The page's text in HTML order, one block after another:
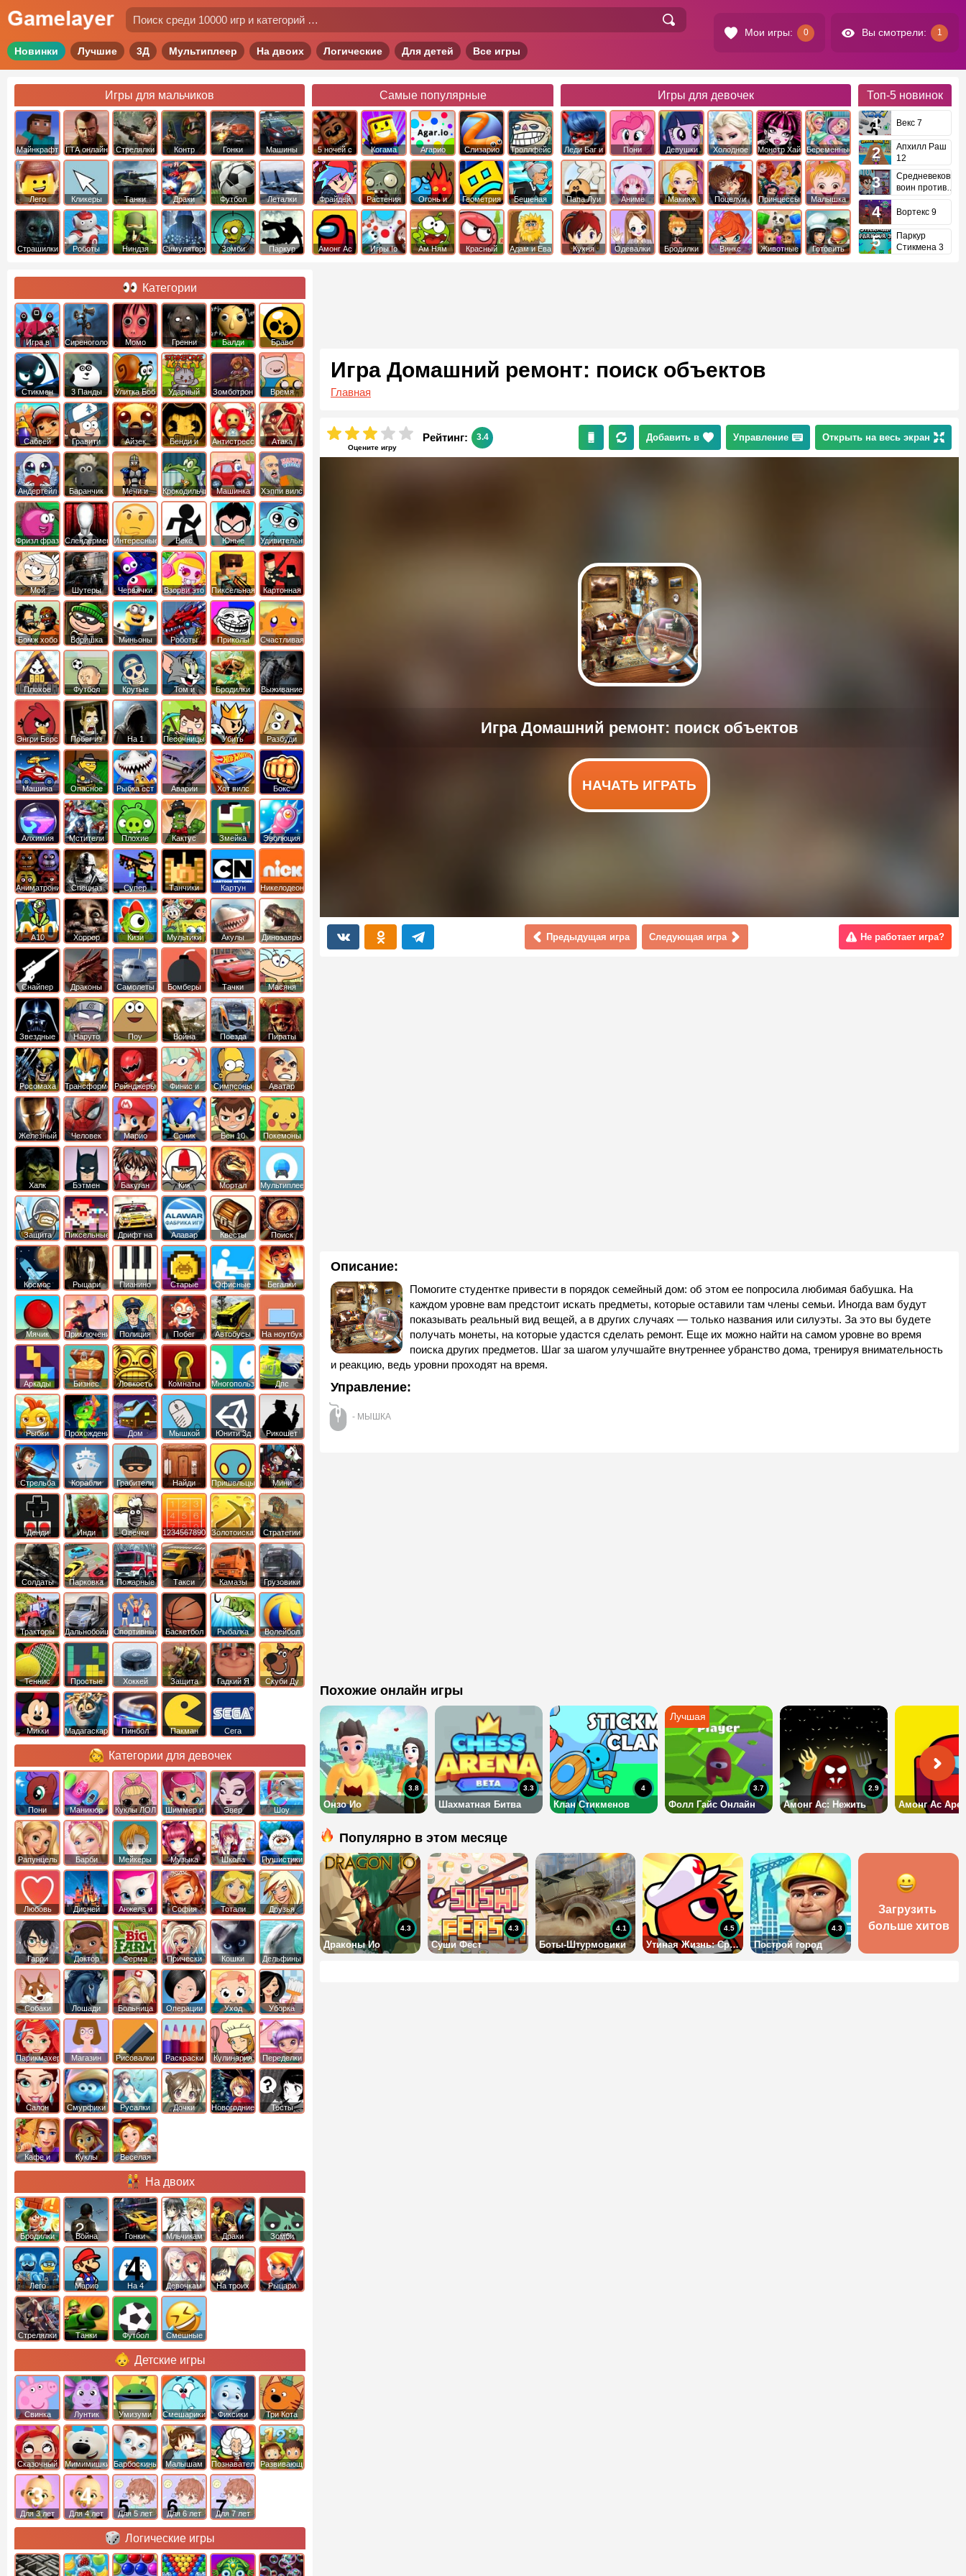
Мои игры: 0 Вы смотрели: 1
Новинки Лучшие 3Д Мультиплеер На двоих Логические Для детей Все игры
Игры для мальчиков
Майнкрафт ГТА онлайн Стрелялки
Контр
Страйк
Гонки Машины
Лего Кликеры Танки Драки Футбол Леталки
Страшилки Роботы Ниндзя Симуляторы Зомби Паркур
Самые популярные
5 ночей с
фредди
Когама Агарио Слизарио
Троллфейс
квест
Фрайдей
Найт
Фанкин
Растения
против
Зомби
Огонь и
Вода
Геометрия
Даш
Бешеная
бабка
сбежала из
психушки
Амонг Ас Игры Io Ам Ням
Красный
Адам и Ева
Игры для девочек
Леди Баг и
Супер Кот
Пони
Дружба это
Девушки
Эквестрии
Холодное
Сердце
Монстр Хай Беременные
Папа Луи Аниме Макияж Поцелуи
Принцессы
Диснея
Малышка
Хейзел
Кухня
Одевалки Бродилки Винкс Животные
Готовить
Топ-5 новинок
Векс 7
Апхилл Раш
12
Средневековый
воин против
Вортекс 9
Паркур
Стикмена 3
Игра Домашний ремонт: поиск объектов
Главная
Оцените игру
Рейтинг: 3.4 Добавить в Управление Открыть на весь экран
НАЧАТЬ ИГРАТЬ
Предыдущая игра Следующая игра Не работает игра?
Описание:
Помогите студентке привести в порядок семейный дом: об этом ее попросила любимая бабушка. На
каждом уровне вам предстоит искать предметы, которые оставили там члены семьи. Иногда вам будут
показывать реальный вид вещей, а в других случаях — только названия или силуэты. За это вы будете
получать монеты, на которые удастся сделать ремонт. Еще их можно найти на самом уровне во время
поиска других предметов. Шаг за шагом улучшайте внутреннее убранство дома, тренируя внимательность
и реакцию, ведь уровни проходят на время.
Управление:
- МЫШКА
Похожие онлайн игры
Онзо Ио
3.8
Шахматная Битва
3.3
Клан Стикменов
4
Фолл Гайс Онлайн
3.7
Амонг Ас: Нежить
2.9
Амонг Ас
Популярно в этом месяце
Драконы Ио
4.3
Суши Фест
4.3
Боты-Штурмовики
4.1
Утиная Жизнь: Сражения
4.5
Построй город
4.3
Загрузить
больше хитов
Категории
Игра в
Кальмара
Сиреноголовый Момо Гренни Балди
Браво
Старс
Стикмен 3 Панды Улитка Боб
Ударный
отряд котят
Зомботрон
Время
Приключений
Сабвей
Серф
Гравити
Фолз
Айзек
Бенди и
Чернильная
машина
Антистресс
Атака
Титанов
Андертейл
Баранчик
Шон
Мечи и
Сандали
Крокодильчик
Свомпи
Машинка
Вилли
Хэппи вилс
Фризл фраз Слендермен Интересные Векс
Юные
титаны
вперед
Удивительный
мир
Гамбола
Мой
шумный
дом
Шутеры Червячки Взорви это
Пиксельная
война
Картонная
башка
Бомж хобо
Воришка
боб
Миньоны
Роботы
динозавры
Приколы
Счастливая
обезьянка
Плохое
мороженое
Футбол
головами
Крутые
Том и
джерри
Бродилки
Приключения
Выживание
Энгри Берс
Побег из
тюрьмы
На 1 Песочницы
Убить
короля
Разбуди
коробку
Машина
ест
машину
Опасное
оружие
Рыбка ест
рыбку
Аварии
машин
Хот вилс Бокс
Алхимия Мстители
Плохие
свинки
Кактус
маккой
Змейка Эволюция
Аниматроники Спецназ
Супер
бойцы
Танчики
Картун
нетворк
Никелодеон
А10 Хоррор Кизи Мультики Акулы Динозавры
Снайпер Драконы Самолеты Бомберы Тачки Масяня
Звездные
войны
Наруто Поу Война Поезда
Пираты
Карибского
Моря
Росомаха ТрансформерыРейнджеры
Самураи
Финис и
Ферб
Симпсоны
Аватар
легенда об
Аанге
Железный
человек
Человек
Паук
Марио Соник Бен 10 Покемоны
Халк Бэтмен Бакуган
Кик
Бутовский
Мортал
комбат
Мультиплеер
Защита
королевства
Пиксельные
Дрифт на
машинах
Алавар Квесты
Поиск
предметов
Космос Рыцари Пианино Старые Офисные Бегалки
Мячик Приключения Полиция Побег Автобусы На ноутбук
Аркады
Бизнес
симуляторы
Ловкость Комнаты Многопользовательские
Дпс
Рыбки Прохождение Дом Мышкой Юнити 3д Рикошет
Cтрельба
из лука
Корабли Грабители
Найди
выход
Пришельцы Мини
Денди Инди
Овечки
идут домой
1234567890 ЗолотоискательСтратегии
Солдаты
Парковка
машин
Пожарные
машины
Такси Камазы Грузовики
Тракторы ДальнобойщикиСпортивные Баскетбол Рыбалка Волейбол
Теннис Простые Хоккей
Защита
башни
Гадкий Я Скуби Ду
Микки
Мадагаскар Пинбол Пакман Сега
Категории для девочек
Пони
креатор
Маникюр Куклы ЛОЛ
Шиммер и
Шайн
Эвер
Афтер Хай
Шоу
дельфинов
Рапунцель Барби Мейкеры Музыка Школа Пушистики
Любовь Дисней
Анжела и
том
София
Прекрасная
Тотали
Спайс
Друзья
ангелов
Гарри
Поттер
Доктор
Плюшева
Ферма Прически Кошки Дельфины
Собаки Лошади Больница Операции Уход Уборка
Парикмахер Магазин Рисовалки Раскраски Кулинария Переделки
Салон Смурфики Русалки Дочки Новогодние Тесты
Кафе и
Куклы
Веселая
На двоих
Бродилки Война Гонки Мльчикам Драки Зомби
Лего Марио На 4 Девочкам На троих Рыцари
Стрелялки Танки Футбол Смешные
Детские игры
Свинка
Пеппа
Лунтик Умизуми Смешарики Фиксики Три Кота
Сказочный
патруль
Мимимишки Барбоскины Малышам ПознавательныеРазвивающие
Для 3 лет Для 4 лет Для 5 лет Для 6 лет Для 7 лет
Логические игры